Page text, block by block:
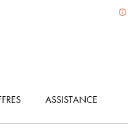
ASSISTANCE